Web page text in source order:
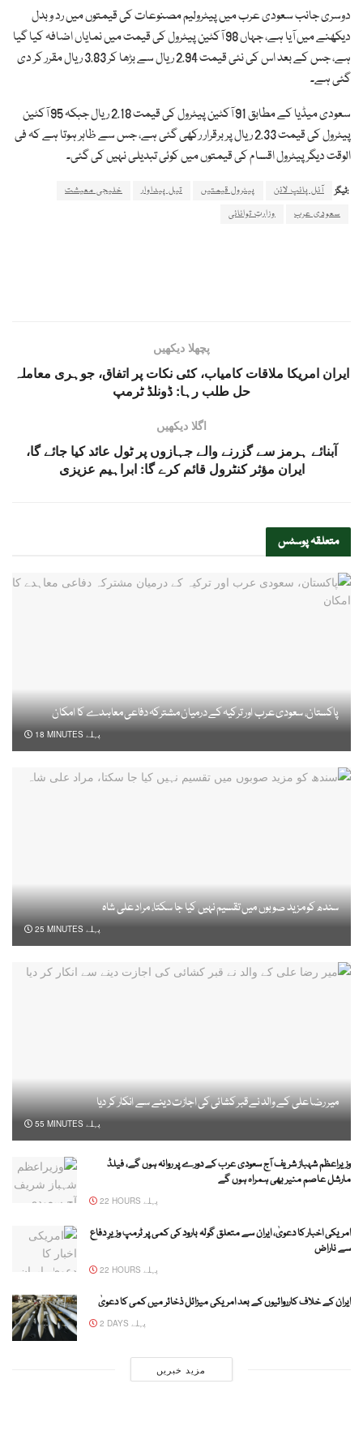
دوسری جانب سعودی عرب میں پیٹرولیم مصنوعات کی قیمتوں میں رد و بدل
دیکھنے میں آیا ہے، جہاں 98 آکٹین پیٹرول کی قیمت میں نمایاں اضافہ کیا گیا
ہے، جس کے بعد اس کی نئی قیمت 2.94 ریال سے بڑھا کر 3.83 ریال مقرر کر دی
گئی ہے۔
سعودی میڈیا کے مطابق 91 آکٹین پیٹرول کی قیمت 2.18 ریال جبکہ 95 آکٹین
پیٹرول کی قیمت 2.33 ریال پر برقرار رکھی گئی ہے، جس سے ظاہر ہوتا ہے کہ فی
الوقت دیگر پیٹرول اقسام کی قیمتوں میں کوئی تبدیلی نہیں کی گئی۔
ٹیگز: آئل پائپ لائن پیٹرول قیمتیں تیل پیداوار
خلیجی معیشت
سعودی عرب
وزارتِ توانائی
پچھلا دیکھیں
ایران امریکا ملاقات کامیاب، کئی نکات پر اتفاق، جوہری معاملہ
حل طلب رہا: ڈونلڈ ٹرمپ
اگلا دیکھیں
آبنائے ہرمز سے گزرنے والے جہازوں پر ٹول عائد کیا جائے گا،
ایران مؤثر کنٹرول قائم کرے گا: ابراہیم عزیزی
متعلقہپوسٹس
پاکستان، سعودی عرب اور ترکیہ کے درمیان مشترکہ دفاعی معاہدے کا امکان
18 MINUTES پہلے
سندھ کو مزید صوبوں میں تقسیم نہیں کیا جا سکتا، مراد علی شاہ
25 MINUTES پہلے
میر رضا علی کے والد نے قبر کشائی کی اجازت دینے سے انکار کر دیا
55 MINUTES پہلے
وزیراعظم شہباز شریف آج سعودی عرب کے دورے پر روانہ ہوں گے، فیلڈ
مارشل عاصم منیر بھی ہمراہ ہوں گے
22 HOURS پہلے
امریکی اخبار کا دعویٰ، ایران سے متعلق گولہ بارود کی کمی پر ٹرمپ وزیرِ دفاع
سے ناراض
22 HOURS پہلے
ایران کے خلاف کارروائیوں کے بعد امریکی میزائل ذخائر میں کمی کا دعویٰ
2 DAYS پہلے
مزید خبریں